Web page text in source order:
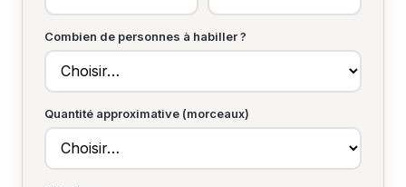
Combien de personnes à habiller ?
Quantité approximative (morceaux)